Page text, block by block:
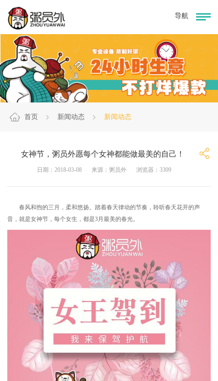
首页 新闻动态 新闻动态
女神节，粥员外愿每个女神都能做最美的自己！
日期：2018-03-08 来源：粥员外 浏览器：3309
春风和煦的三月，柔和悠扬。踏着春天律动的节奏，聆听春天花开的声
音，就是女神节，每个女生，都是3月最美的春光。